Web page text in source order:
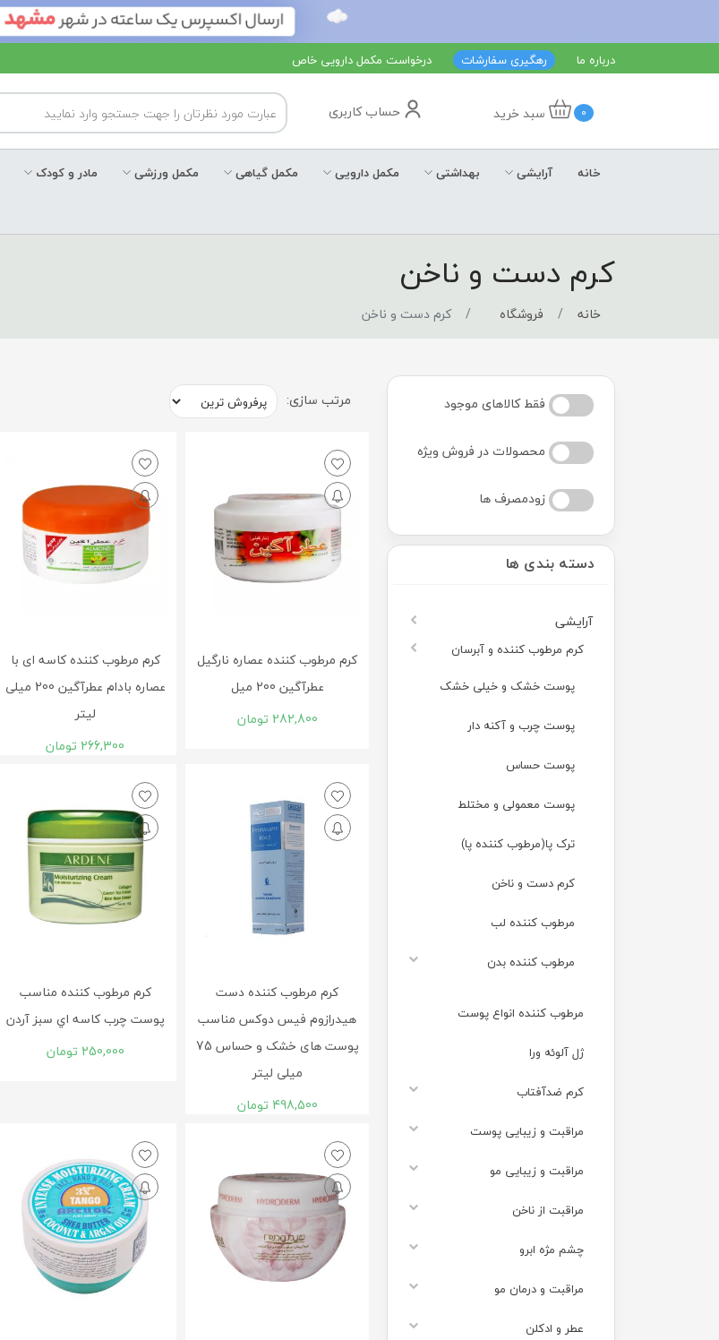
درباره ما رهگیری سفارشات درخواست مکمل دارویی خاص
0 سبد خرید حساب کاربری
خانه آرایشی بهداشتی مکمل دارویی مکمل گیاهی مکمل ورزشی مادر و کودک
کرم دست و ناخن
خانه فروشگاه کرم دست و ناخن
فقط کالاهای موجود
محصولات در فروش ویژه
زودمصرف ها
دسته بندی ها
آرایشی
کرم مرطوب کننده و آبرسان
پوست خشک و خیلی خشک
پوست چرب و آکنه دار
پوست حساس
پوست معمولی و مختلط
ترک پا(مرطوب کننده پا)
کرم دست و ناخن
مرطوب کننده لب
مرطوب کننده بدن
مرطوب کننده انواع پوست
ژل آلوئه ورا
کرم ضدآفتاب
مراقبت و زیبایی پوست
مراقبت و زیبایی مو
مراقبت از ناخن
چشم مژه ابرو
مراقبت و درمان مو
عطر و ادکلن
مرتب سازی:
کرم مرطوب کننده عصاره نارگیل
عطرآگین 200 میل
282,800 تومان
کرم مرطوب کننده کاسه ای با
عصاره بادام عطرآگین 200 میلی
لیتر
266,300 تومان
کرم مرطوب کننده دست
هیدرازوم فیس دوکس مناسب
پوست های خشک و حساس 75
میلی لیتر
498,500 تومان
کرم مرطوب کننده مناسب
پوست چرب کاسه اي سبز آردن
250,000 تومان